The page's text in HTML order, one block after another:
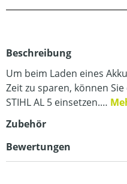
Beschreibung
Um beim Laden eines
Zeit zu sparen, können
STIHL AL 5 einsetzen.…
Zubehör
Bewertungen